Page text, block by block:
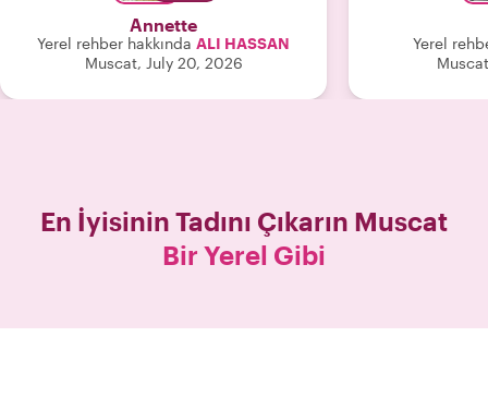
Annette
Yerel rehber hakkında ALI HASSAN
Muscat, July 20, 2026
Yerel
En İyisinin Tadını Çıkarın Muscat
Bir Yerel Gibi